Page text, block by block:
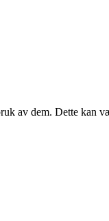
av dem. Dette kan